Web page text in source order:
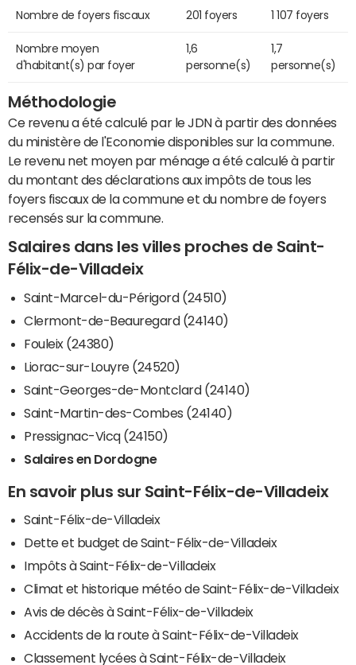
Nombre de foyers fiscaux 201 foyers 1 107 foyers
Nombre moyen
d'habitant(s) par foyer
1,6
personne(s)
1,7
personne(s)
Méthodologie
Ce revenu a été calculé par le JDN à partir des données
du ministère de l'Economie disponibles sur la commune.
Le revenu net moyen par ménage a été calculé à partir
du montant des déclarations aux impôts de tous les
foyers fiscaux de la commune et du nombre de foyers
recensés sur la commune.
Salaires dans les villes proches de Saint-
Félix-de-Villadeix
Saint-Marcel-du-Périgord (24510)
Clermont-de-Beauregard (24140)
Fouleix (24380)
Liorac-sur-Louyre (24520)
Saint-Georges-de-Montclard (24140)
Saint-Martin-des-Combes (24140)
Pressignac-Vicq (24150)
Salaires en Dordogne
En savoir plus sur Saint-Félix-de-Villadeix
Saint-Félix-de-Villadeix
Dette et budget de Saint-Félix-de-Villadeix
Impôts à Saint-Félix-de-Villadeix
Climat et historique météo de Saint-Félix-de-Villadeix
Avis de décès à Saint-Félix-de-Villadeix
Accidents de la route à Saint-Félix-de-Villadeix
Classement lycées à Saint-Félix-de-Villadeix